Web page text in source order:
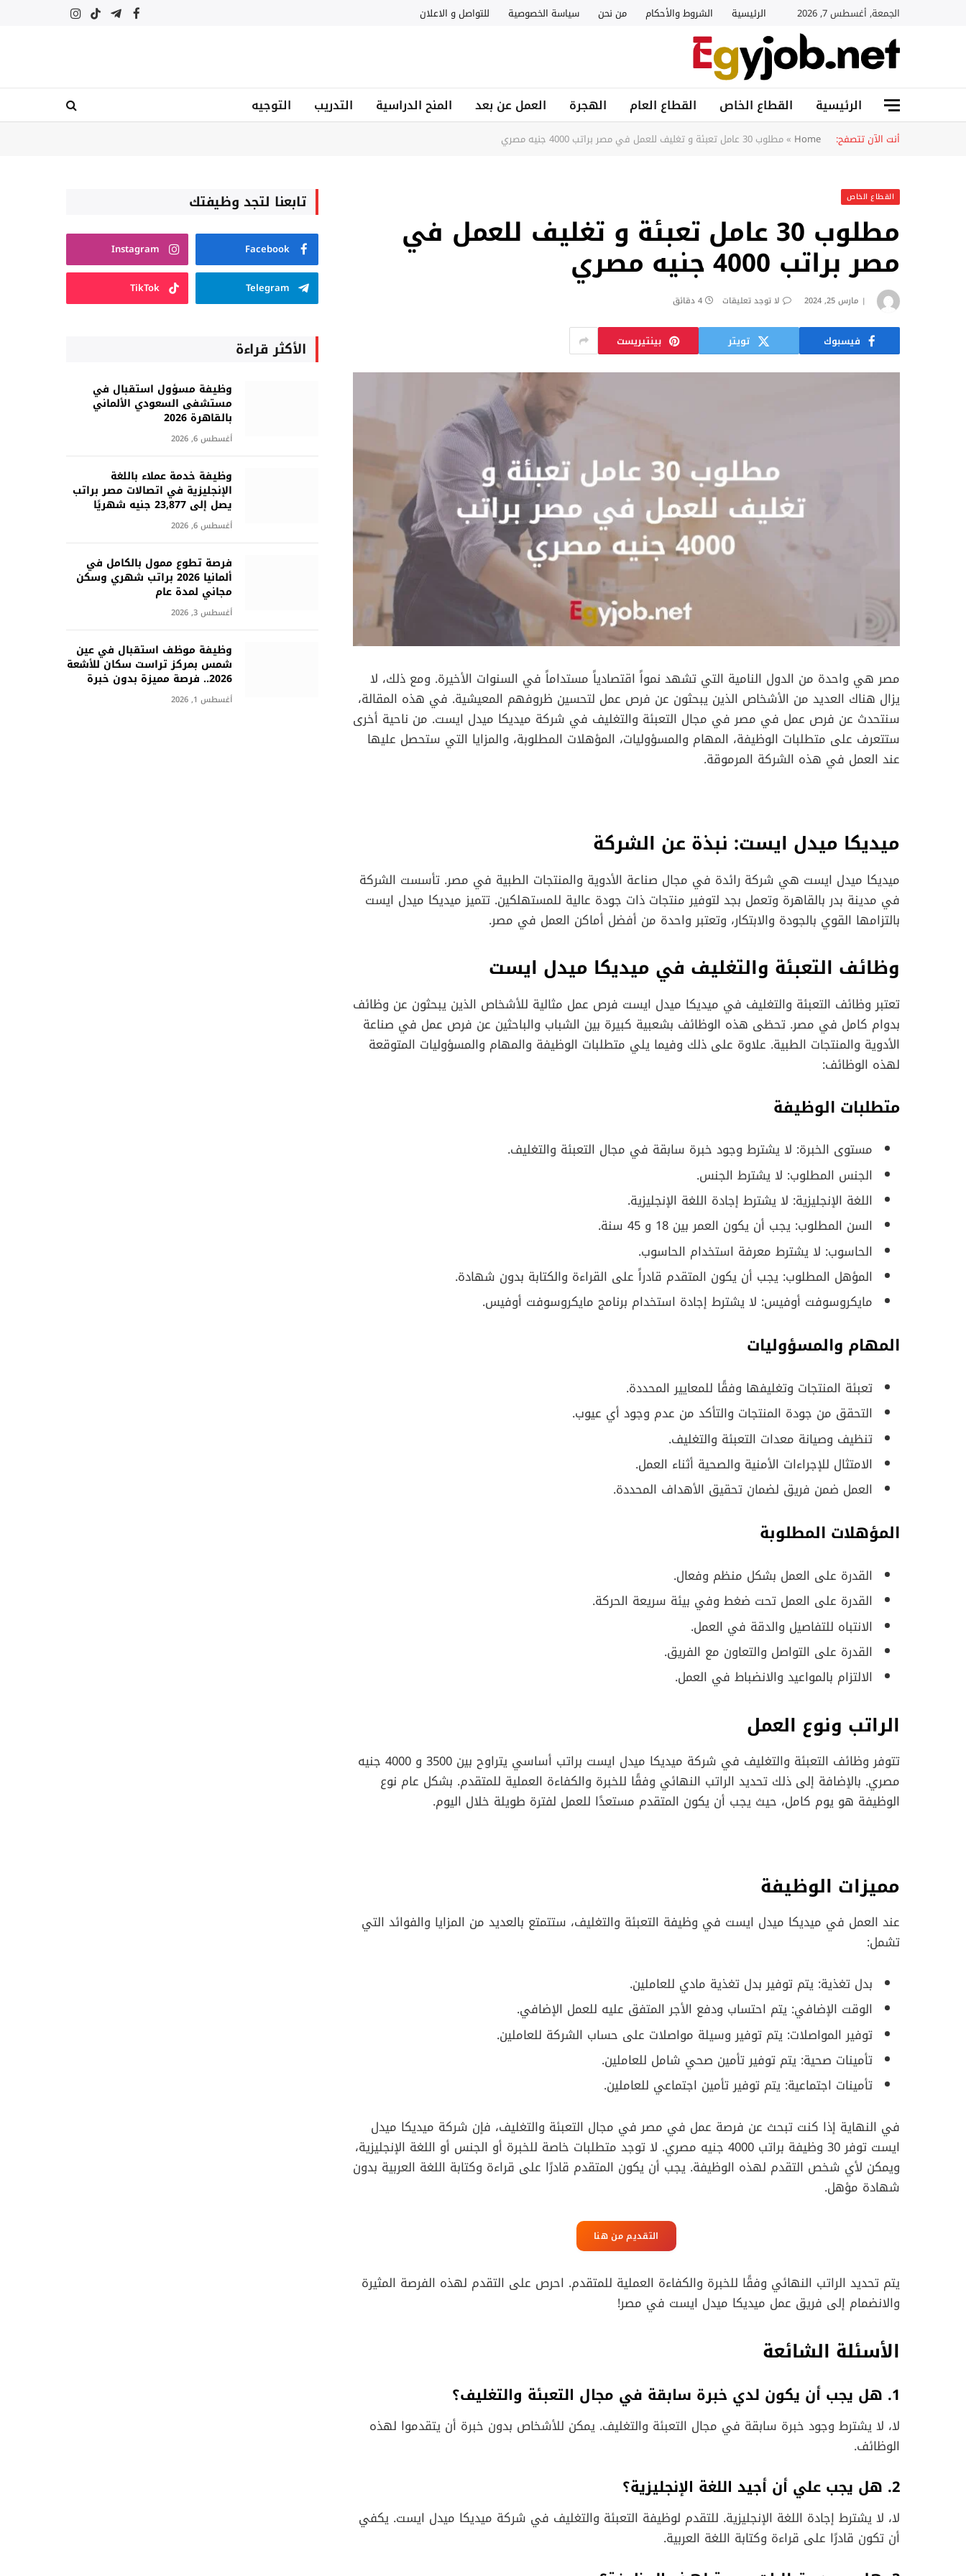
الجمعة, أغسطس 7, 2026 الرئيسية الشروط والأحكام من نحن سياسة الخصوصية للتواصل و الاعلان فيسبوكتيلقرامتيكتوكالانستغرام
الرئيسية القطاع الخاص القطاع العام الهجرة العمل عن بعد المنح الدراسية التدريب التوجيه
أنت الآن تتصفح: Home
»مطلوب 30 عامل تعبئة و تغليف للعمل في مصر براتب 4000 جنيه مصري
القطاع الخاص
مطلوب 30 عامل تعبئة و تغليف للعمل في
مصر براتب 4000 جنيه مصري
مارس 25, 2024 لا توجد تعليقات 4 دقائق
فيسبوك تويتر بينتيريست
مصر هي واحدة من الدول النامية التي تشهد نمواً اقتصادياً مستداماً في السنوات الأخيرة. ومع ذلك، لا
يزال هناك العديد من الأشخاص الذين يبحثون عن فرص عمل لتحسين ظروفهم المعيشية. في هذه المقالة،
سنتحدث عن فرص عمل في مصر في مجال التعبئة والتغليف في شركة ميديكا ميدل ايست. من ناحية أخرى
ستتعرف على متطلبات الوظيفة، المهام والمسؤوليات، المؤهلات المطلوبة، والمزايا التي ستحصل عليها
عند العمل في هذه الشركة المرموقة.
ميديكا ميدل ايست: نبذة عن الشركة
ميديكا ميدل ايست هي شركة رائدة في مجال صناعة الأدوية والمنتجات الطبية في مصر. تأسست الشركة
في مدينة بدر بالقاهرة وتعمل بجد لتوفير منتجات ذات جودة عالية للمستهلكين. تتميز ميديكا ميدل ايست
بالتزامها القوي بالجودة والابتكار، وتعتبر واحدة من أفضل أماكن العمل في مصر.
وظائف التعبئة والتغليف في ميديكا ميدل ايست
تعتبر وظائف التعبئة والتغليف في ميديكا ميدل ايست فرص عمل مثالية للأشخاص الذين يبحثون عن وظائف
بدوام كامل في مصر. تحظى هذه الوظائف بشعبية كبيرة بين الشباب والباحثين عن فرص عمل في صناعة
الأدوية والمنتجات الطبية. علاوة على ذلك وفيما يلي متطلبات الوظيفة والمهام والمسؤوليات المتوقعة
لهذه الوظائف:
متطلبات الوظيفة
مستوى الخبرة: لا يشترط وجود خبرة سابقة في مجال التعبئة والتغليف.
الجنس المطلوب: لا يشترط الجنس.
اللغة الإنجليزية: لا يشترط إجادة اللغة الإنجليزية.
السن المطلوب: يجب أن يكون العمر بين 18 و 45 سنة.
الحاسوب: لا يشترط معرفة استخدام الحاسوب.
المؤهل المطلوب: يجب أن يكون المتقدم قادراً على القراءة والكتابة بدون شهادة.
مايكروسوفت أوفيس: لا يشترط إجادة استخدام برنامج مايكروسوفت أوفيس.
المهام والمسؤوليات
تعبئة المنتجات وتغليفها وفقًا للمعايير المحددة.
التحقق من جودة المنتجات والتأكد من عدم وجود أي عيوب.
تنظيف وصيانة معدات التعبئة والتغليف.
الامتثال للإجراءات الأمنية والصحية أثناء العمل.
العمل ضمن فريق لضمان تحقيق الأهداف المحددة.
المؤهلات المطلوبة
القدرة على العمل بشكل منظم وفعال.
القدرة على العمل تحت ضغط وفي بيئة سريعة الحركة.
الانتباه للتفاصيل والدقة في العمل.
القدرة على التواصل والتعاون مع الفريق.
الالتزام بالمواعيد والانضباط في العمل.
الراتب ونوع العمل
تتوفر وظائف التعبئة والتغليف في شركة ميديكا ميدل ايست براتب أساسي يتراوح بين 3500 و 4000 جنيه
مصري. بالإضافة إلى ذلك تحديد الراتب النهائي وفقًا للخبرة والكفاءة العملية للمتقدم. بشكل عام نوع
الوظيفة هو يوم كامل، حيث يجب أن يكون المتقدم مستعدًا للعمل لفترة طويلة خلال اليوم.
مميزات الوظيفة
عند العمل في ميديكا ميدل ايست في وظيفة التعبئة والتغليف، ستتمتع بالعديد من المزايا والفوائد التي
تشمل:
بدل تغذية: يتم توفير بدل تغذية مادي للعاملين.
الوقت الإضافي: يتم احتساب ودفع الأجر المتفق عليه للعمل الإضافي.
توفير المواصلات: يتم توفير وسيلة مواصلات على حساب الشركة للعاملين.
تأمينات صحية: يتم توفير تأمين صحي شامل للعاملين.
تأمينات اجتماعية: يتم توفير تأمين اجتماعي للعاملين.
في النهاية إذا كنت تبحث عن فرصة عمل في مصر في مجال التعبئة والتغليف، فإن شركة ميديكا ميدل
ايست توفر 30 وظيفة براتب 4000 جنيه مصري. لا توجد متطلبات خاصة للخبرة أو الجنس أو اللغة الإنجليزية،
ويمكن لأي شخص التقدم لهذه الوظيفة. يجب أن يكون المتقدم قادرًا على قراءة وكتابة اللغة العربية بدون
شهادة مؤهل.
التقديم من هنا
يتم تحديد الراتب النهائي وفقًا للخبرة والكفاءة العملية للمتقدم. احرص على التقدم لهذه الفرصة المثيرة
والانضمام إلى فريق عمل ميديكا ميدل ايست في مصر!
الأسئلة الشائعة
1. هل يجب أن يكون لدي خبرة سابقة في مجال التعبئة والتغليف؟
لا، لا يشترط وجود خبرة سابقة في مجال التعبئة والتغليف. يمكن للأشخاص بدون خبرة أن يتقدموا لهذه
الوظائف.
2. هل يجب علي أن أجيد اللغة الإنجليزية؟
لا، لا يشترط إجادة اللغة الإنجليزية. للتقدم لوظيفة التعبئة والتغليف في شركة ميديكا ميدل ايست. يكفي
أن تكون قادرًا على قراءة وكتابة اللغة العربية.
تابعنا لتجد وظيفتك
Facebook
Instagram
Telegram
TikTok
الأكثر قراءة
وظيفة مسؤول استقبال في
مستشفى السعودي الألماني
بالقاهرة 2026
أغسطس 6, 2026
وظيفة خدمة عملاء باللغة
الإنجليزية في اتصالات مصر براتب
يصل إلى 23,877 جنيه شهريًا
أغسطس 6, 2026
فرصة تطوع ممول بالكامل في
ألمانيا 2026 براتب شهري وسكن
مجاني لمدة عام
أغسطس 3, 2026
وظيفة موظف استقبال في عين
شمس بمركز تراست سكان للأشعة
2026.. فرصة مميزة بدون خبرة
أغسطس 1, 2026